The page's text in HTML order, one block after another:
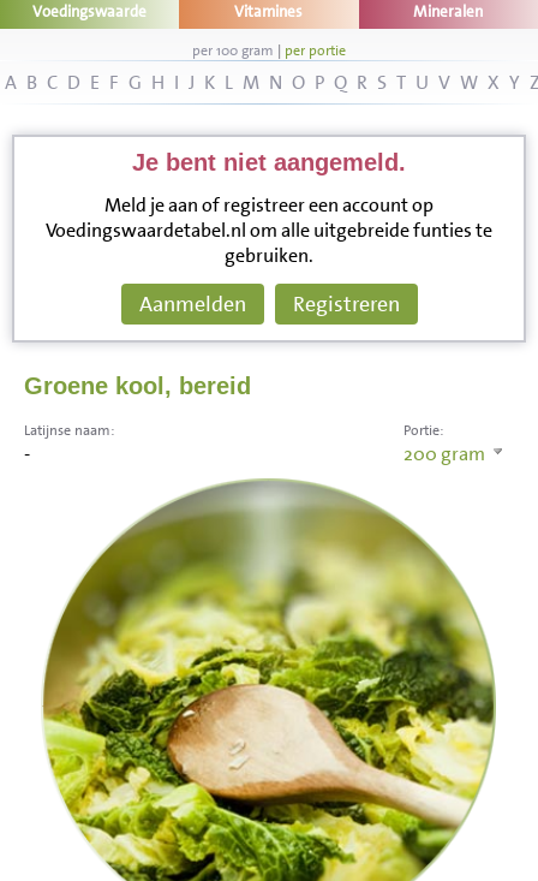
Disclaimer
Voedingswaarde Vitamines Mineralen
per 100 gram | per portie
A B C D E F G H I J K L M N O P Q R S T U V W X Y
Je bent niet aangemeld.
Meld je aan of registreer een account op
Voedingswaardetabel.nl om alle uitgebreide funties te
gebruiken.
Aanmelden Registreren
Groene kool, bereid
Portie:
200 gram
Latijnse naam:
-